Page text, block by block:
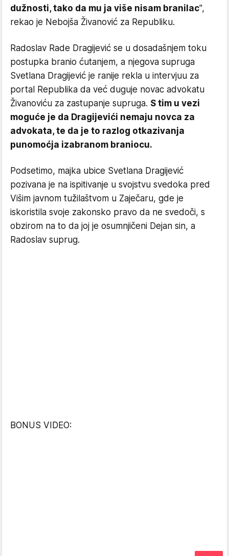
dužnosti, tako da mu ja više nisam branilac",
rekao je Nebojša Živanović za Republiku.
Radoslav Rade Dragijević se u dosadašnjem toku
postupka branio ćutanjem, a njegova supruga
Svetlana Dragijević je ranije rekla u intervjuu za
portal Republika da već duguje novac advokatu
Živanoviću za zastupanje supruga. S tim u vezi
moguće je da Dragijevići nemaju novca za
advokata, te da je to razlog otkazivanja
punomoćja izabranom braniocu.
Podsetimo, majka ubice Svetlana Dragijević
pozivana je na ispitivanje u svojstvu svedoka pred
Višim javnom tužilaštvom u Zaječaru, gde je
iskoristila svoje zakonsko pravo da ne svedoči, s
obzirom na to da joj je osumnjičeni Dejan sin, a
Radoslav suprug.
BONUS VIDEO: